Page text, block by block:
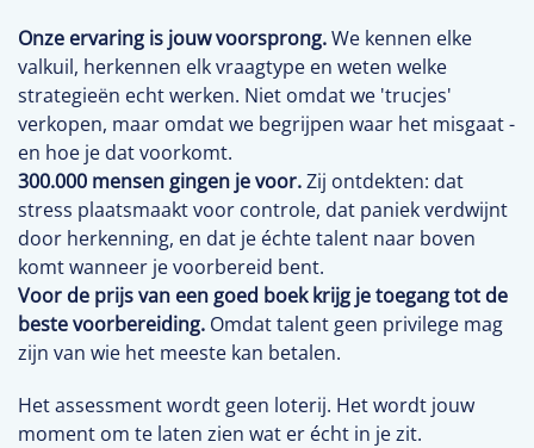
Onze ervaring is jouw voorsprong.We kennen elke
valkuil, herkennen elk vraagtype en weten welke
strategieën echt werken. Niet omdat we 'trucjes'
verkopen, maar omdat we begrijpen waar het misgaat -
en hoe je dat voorkomt.
300.000 mensen gingen je voor.Zij ontdekten: dat
stress plaatsmaakt voor controle, dat paniek verdwijnt
door herkenning, en dat je échte talent naar boven
komt wanneer je voorbereid bent.
Voor de prijs van een goed boek krijg je toegang tot de
beste voorbereiding. Omdat talent geen privilege mag
zijn van wie het meeste kan betalen.
Het assessment wordt geen loterij. Het wordt jouw
moment om te laten zien wat er écht in je zit.